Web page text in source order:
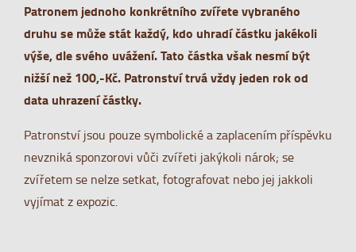
Patronem jednoho konkrétního zvířete vybraného
druhu se může stát každý, kdo uhradí částku jakékoli
výše, dle svého uvážení. Tato částka však nesmí být
nižší než 100,-Kč. Patronství trvá vždy jeden rok od
data uhrazení částky.
Patronství jsou pouze symbolické a zaplacením příspěvku
nevzniká sponzorovi vůči zvířeti jakýkoli nárok; se
zvířetem se nelze setkat, fotografovat nebo jej jakkoli
vyjímat z expozic.